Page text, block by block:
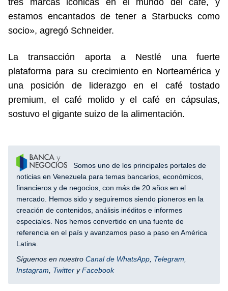
tres marcas icónicas en el mundo del café, y
estamos encantados de tener a Starbucks como
socio», agregó Schneider.
La transacción aporta a Nestlé una fuerte
plataforma para su crecimiento en Norteamérica y
una posición de liderazgo en el café tostado
premium, el café molido y el café en cápsulas,
sostuvo el gigante suizo de la alimentación.
Somos uno de los principales portales de
noticias en Venezuela para temas bancarios, económicos,
financieros y de negocios, con más de 20 años en el
mercado. Hemos sido y seguiremos siendo pioneros en la
creación de contenidos, análisis inéditos e informes
especiales. Nos hemos convertido en una fuente de
referencia en el país y avanzamos paso a paso en América
Latina.
Síguenos en nuestro Canal de WhatsApp, Telegram,
Instagram, Twitter yFacebook